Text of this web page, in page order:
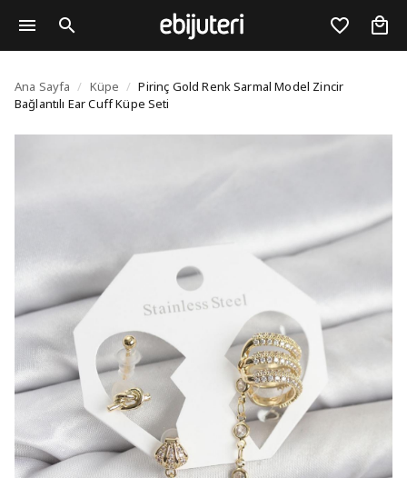
Pirinç Gold Renk
Ana Sayfa / Küpe / Pirinç Gold Renk Sarmal Model Zincir
Bağlantılı Ear Cuff Küpe Seti